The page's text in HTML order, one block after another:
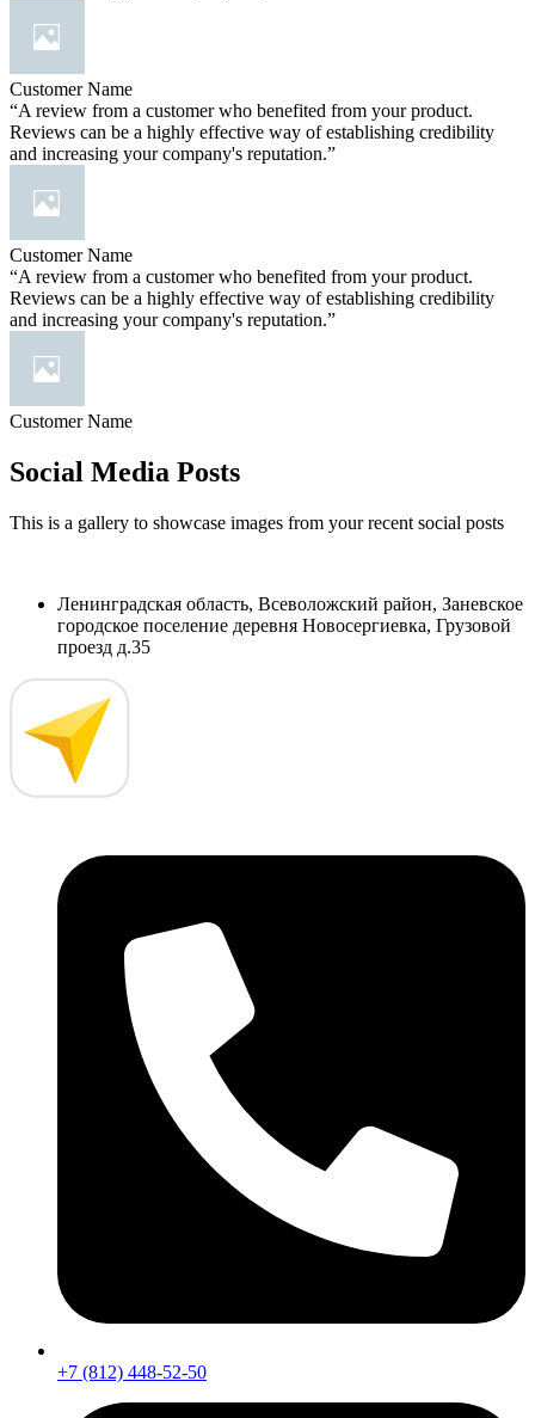
Customer Name
“A review from a customer who benefited from your product.
Reviews can be a highly effective way of establishing credibility
and increasing your company's reputation.”
Customer Name
“A review from a customer who benefited from your product.
Reviews can be a highly effective way of establishing credibility
and increasing your company's reputation.”
Customer Name
Social Media Posts
This is a gallery to showcase images from your recent social posts
Ленинградская область, Всеволожский район, Заневское
городское поселение деревня Новосергиевка, Грузовой
проезд д.35
+7 (812) 448-52-50